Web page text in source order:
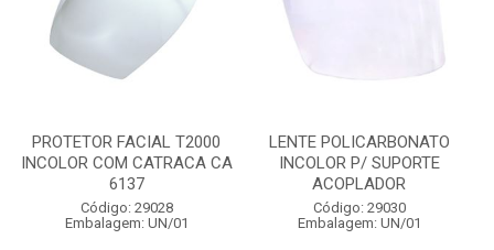
PROTETOR FACIAL T2000
INCOLOR COM CATRACA CA
6137
Código: 29028
Embalagem: UN/01
LENTE POLICARBONATO
INCOLOR P/ SUPORTE
ACOPLADOR
Código: 29030
Embalagem: UN/01